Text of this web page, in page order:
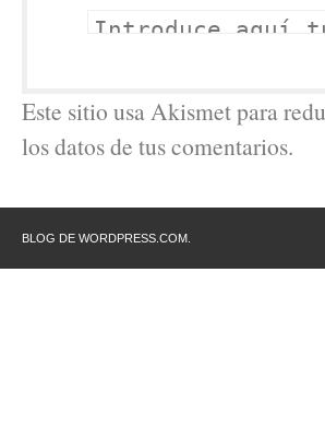
Este sitio usa Akismet para
los datos de tus comentarios.
BLOG DE WORDPRESS.COM.